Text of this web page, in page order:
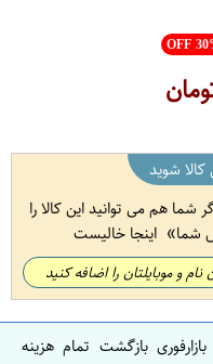
OFF
شوید
شما هم می توانید این کالا را
شما اینجا خالیست
و موبایلتان را اضافه کنید
بازگشت تمام هزینه